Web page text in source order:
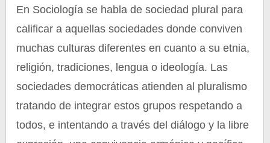
En Sociología se habla de sociedad plural para
calificar a aquellas sociedades donde conviven
muchas culturas diferentes en cuanto a su etnia,
religión, tradiciones, lengua o ideología. Las
sociedades democráticas atienden al pluralismo
tratando de integrar estos grupos respetando a
todos, e intentando a través del diálogo y la libre